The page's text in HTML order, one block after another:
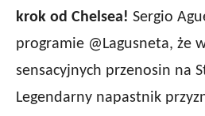
krok od Chelsea! Sergio
programie @Lagusneta, że
sensacyjnych przenosin na
Legendarny napastnik